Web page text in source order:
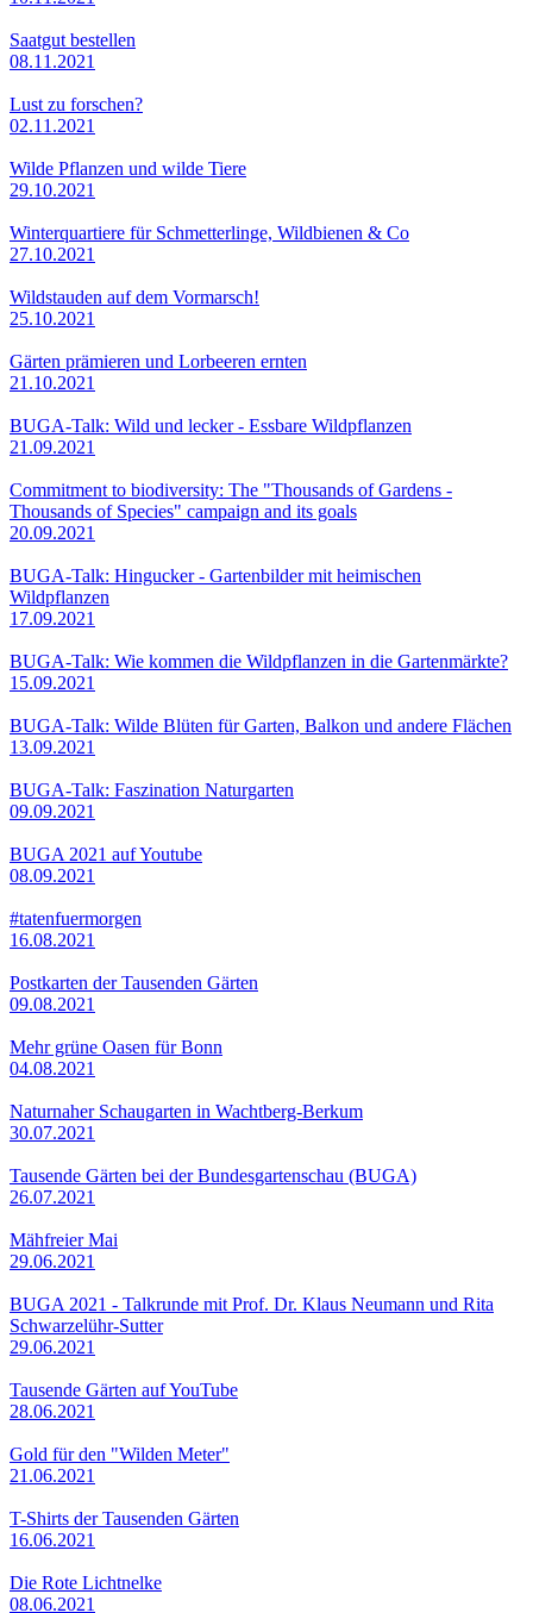
Saatgut bestellen
08.11.2021
Lust zu forschen?
02.11.2021
Wilde Pflanzen und wilde Tiere
29.10.2021
Winterquartiere für Schmetterlinge, Wildbienen & Co
27.10.2021
Wildstauden auf dem Vormarsch!
25.10.2021
Gärten prämieren und Lorbeeren ernten
21.10.2021
BUGA-Talk: Wild und lecker - Essbare Wildpflanzen
21.09.2021
Commitment to biodiversity: The "Thousands of Gardens -
Thousands of Species" campaign and its goals
20.09.2021
BUGA-Talk: Hingucker - Gartenbilder mit heimischen
Wildpflanzen
17.09.2021
BUGA-Talk: Wie kommen die Wildpflanzen in die Gartenmärkte?
15.09.2021
BUGA-Talk: Wilde Blüten für Garten, Balkon und andere Flächen
13.09.2021
BUGA-Talk: Faszination Naturgarten
09.09.2021
BUGA 2021 auf Youtube
08.09.2021
#tatenfuermorgen
16.08.2021
Postkarten der Tausenden Gärten
09.08.2021
Mehr grüne Oasen für Bonn
04.08.2021
Naturnaher Schaugarten in Wachtberg-Berkum
30.07.2021
Tausende Gärten bei der Bundesgartenschau (BUGA)
26.07.2021
Mähfreier Mai
29.06.2021
BUGA 2021 - Talkrunde mit Prof. Dr. Klaus Neumann und Rita
Schwarzelühr-Sutter
29.06.2021
Tausende Gärten auf YouTube
28.06.2021
Gold für den "Wilden Meter"
21.06.2021
T-Shirts der Tausenden Gärten
16.06.2021
Die Rote Lichtnelke
08.06.2021